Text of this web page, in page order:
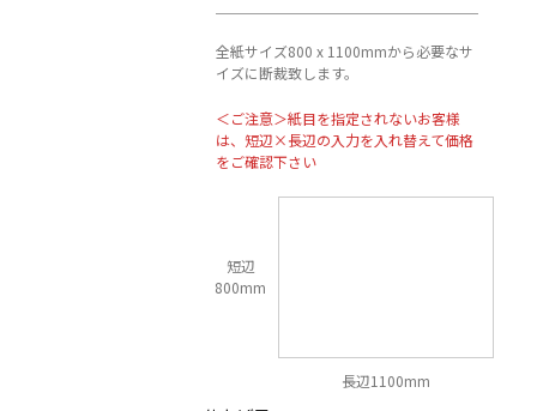
全紙サイズ800 x 1100mmから必要なサ
イズに断裁致します。
＜ご注意＞紙目を指定されないお客様
は、短辺×長辺の入力を入れ替えて価格
をご確認下さい
短辺
800mm
長辺1100mm